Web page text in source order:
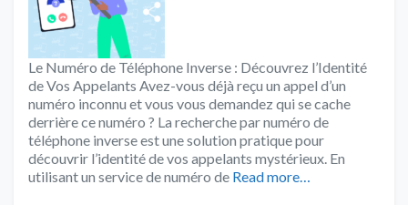
Le Numéro de Téléphone Inverse : Découvrez l’Identité
de Vos Appelants Avez-vous déjà reçu un appel d’un
numéro inconnu et vous vous demandez qui se cache
derrière ce numéro ? La recherche par numéro de
téléphone inverse est une solution pratique pour
découvrir l’identité de vos appelants mystérieux. En
utilisant un service de numéro de Read more…